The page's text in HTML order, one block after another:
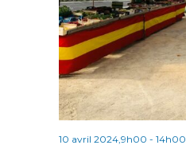
10 avril 2024,9h00 - 14h00